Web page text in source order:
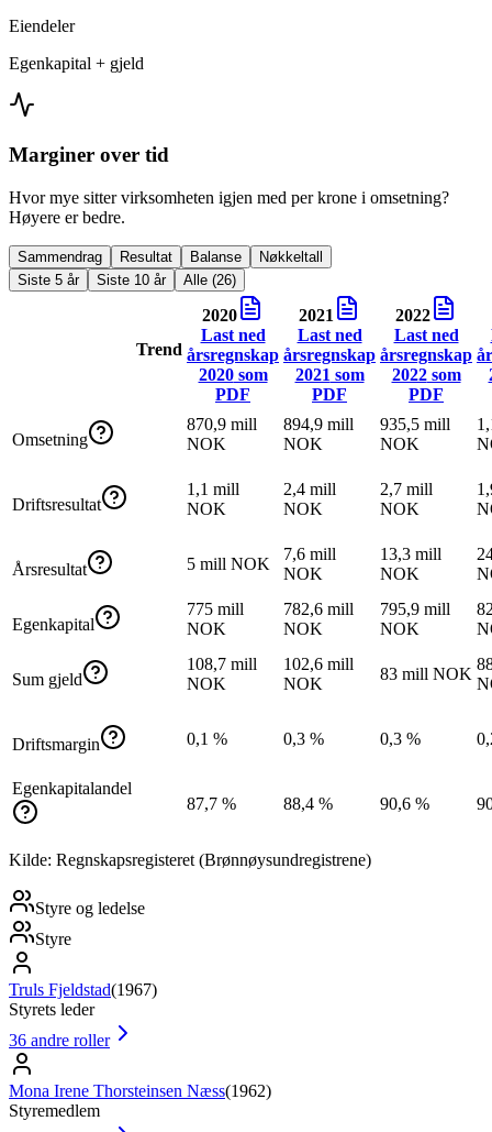
Eiendeler
Egenkapital + gjeld
Marginer over tid
Hvor mye sitter virksomheten igjen med per krone i omsetning?
Høyere er bedre.
Sammendrag Resultat Balanse
Nøkkeltall
Siste 5 år
Siste 10 år Alle (26)
Trend
2020
Last ned
årsregnskap
2020som
PDF
2021
Last ned
årsregnskap
2021 som
PDF
2022
Last ned
årsregnskap
2022som
PDF
Omsetning
870,9 mill
NOK
894,9 mill
NOK
935,5 mill
NOK
Driftsresultat
1,1 mill
NOK
2,4 mill
NOK
2,7 mill
NOK
Årsresultat 5 mill NOK
7,6 mill
NOK
13,3 mill
NOK
Egenkapital
775 mill
NOK
782,6 mill
NOK
795,9 mill
NOK
Sum gjeld
108,7 mill
NOK
102,6 mill
NOK
83 mill NOK
Driftsmargin 0,1 % 0,3 % 0,3 %
Egenkapitalandel
87,7 %
88,4 % 90,6 %
Kilde: Regnskapsregisteret (Brønnøysundregistrene)
Styre og ledelse
Styre
Truls Fjeldstad(1967)
Styrets leder
36 andre roller
Mona Irene Thorsteinsen Næss(1962)
Styremedlem